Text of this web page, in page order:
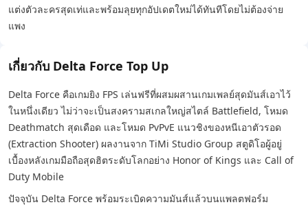
แต่งตัวละครสุดเท่และพร้อมลุยทุกอัปเดตใหม่ได้ทันทีโดยไม่ต้องจ่าย
แพง
เกี่ยวกับ Delta Force Top Up
Delta Force คือเกมยิง FPS เล่นฟรีที่ผสมผสานเกมเพลย์สุดมันส์เอาไว้
ในหนึ่งเดียว ไม่ว่าจะเป็นสงครามสเกลใหญ่สไตล์ Battlefield, โหมด
Deathmatch สุดเดือด และโหมด PvPvE แนวชิงของหนีเอาตัวรอด
(Extraction Shooter) ผลงานจาก TiMi Studio Group สตูดิโอผู้อยู่
เบื้องหลังเกมมือถือสุดฮิตระดับโลกอย่าง Honor of Kings และ Call of
Duty Mobile
ปัจจุบัน Delta Force พร้อมระเบิดความมันส์แล้วบนแพลตฟอร์ม